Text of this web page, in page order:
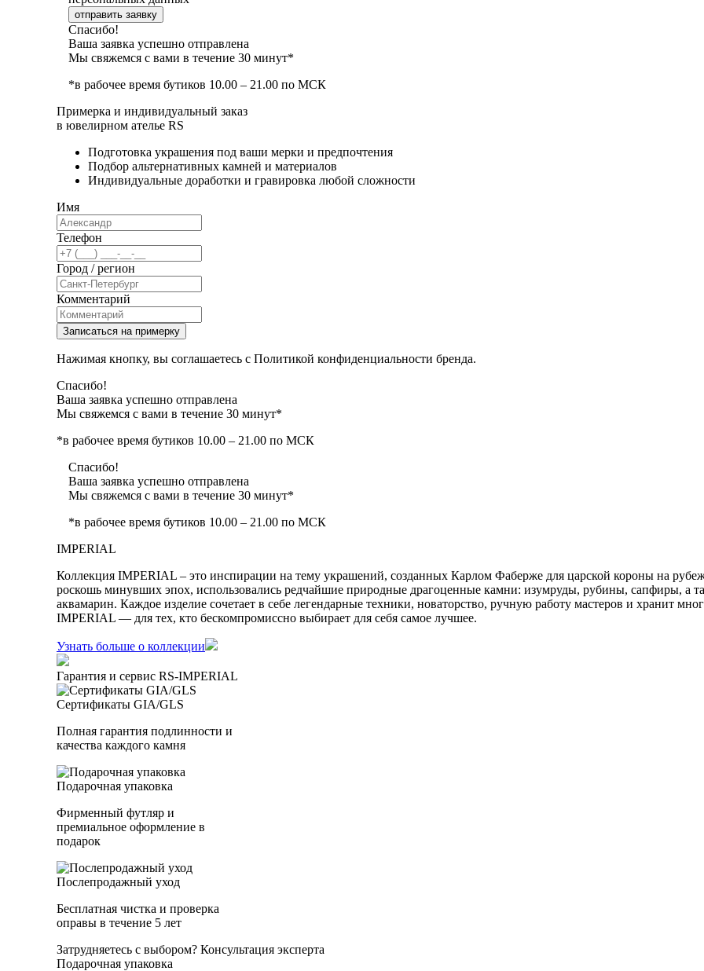
отправить заявку
Спасибо!
Ваша заявка успешно отправлена
Мы свяжемся с вами в течение 30 минут*
*в рабочее время бутиков 10.00 – 21.00 по МСК
Примерка и индивидуальный заказ
в ювелирном ателье RS
Подготовка украшения под ваши мерки и предпочтения
Подбор альтернативных камней и материалов
Индивидуальные доработки и гравировка любой сложности
Имя
Телефон
Город / регион
Комментарий
Записаться на примерку
Нажимая кнопку, вы соглашаетесь с Политикой конфиденциальности бренда.
Спасибо!
Ваша заявка успешно отправлена
Мы свяжемся с вами в течение 30 минут*
*в рабочее время бутиков 10.00 – 21.00 по МСК
Спасибо!
Ваша заявка успешно отправлена
Мы свяжемся с вами в течение 30 минут*
*в рабочее время бутиков 10.00 – 21.00 по МСК
IMPERIAL
Коллекция IMPERIAL – это инспирации на тему украшений, созданных Карлом Фаберже для царской короны на
роскошь минувших эпох, использовались редчайшие природные драгоценные камни: изумруды, рубины, сапфиры, а
аквамарин. Каждое изделие сочетает в себе легендарные техники, новаторство, ручную работу мастеров и хранит
IMPERIAL — для тех, кто бескомпромиссно выбирает для себя самое лучшее.
Узнать больше о коллекции
Гарантия и сервис RS‑IMPERIAL
Сертификаты GIA/GLS
Полная гарантия подлинности и
качества каждого камня
Подарочная упаковка
Фирменный футляр и
премиальное оформление в
подарок
Послепродажный уход
Бесплатная чистка и проверка
оправы в течение 5 лет
Затрудняетесь с выбором? Консультация эксперта
Подарочная упаковка